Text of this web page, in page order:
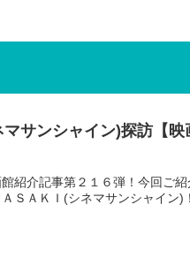
サンシャイン)探訪【映
紹介記事第２１６弾！今回ご紹
ＳＡＫＩ(シネマサンシャイン)！